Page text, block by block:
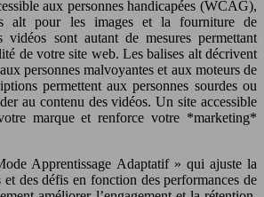
aux personnes handicapées (WCAG),
alt pour les images et la fourniture de
vidéos sont autant de mesures permettant
de votre site web. Les balises alt décrivent
personnes malvoyantes et aux moteurs de
permettent aux personnes sourdes ou
au contenu des vidéos. Un site accessible
marque et renforce votre *marketing*
Apprentissage Adaptatif » qui ajuste la
des défis en fonction des performances de